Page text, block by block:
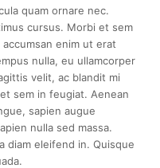
quam ornare nec.
cursus. Morbi et sem
enim ut erat
nulla, eu ullamcorper
velit, ac blandit mi
sem in feugiat. Aenean
sapien augue
nulla sed massa.
diam eleifend in. Quisque